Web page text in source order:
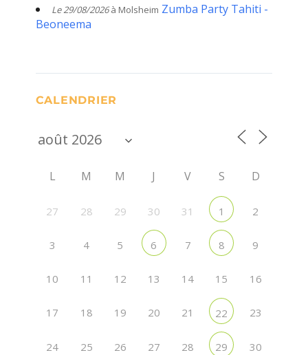
Le 29/08/2026à Molsheim Zumba Party Tahiti -
Beoneema
CALENDRIER
L M M J V S D
27 28 29 30 31 1 2
3 4 5 6 7 8 9
10 11 12 13 14 15 16
17 18 19 20 21 22 23
24 25 26 27 28 29 30